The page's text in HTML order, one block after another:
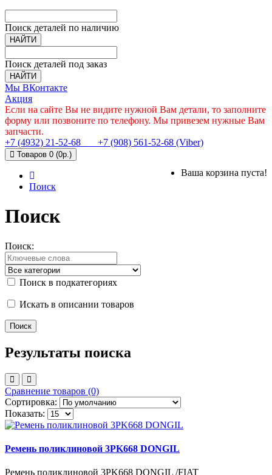
Поиск деталей по наличию
НАЙТИ
Поиск деталей под заказ
НАЙТИ
Мы ВКонтакте
Акция
Если на сайте Вы не видите нужной Вам детали, то заполните
форму или позвоните по телефону. Мы привезем нужные Вам
запчасти.
+7 (4932) 21-52-68
+7 (908) 561-52-68 (Viber)
Товаров 0 (0р.)
Ваша корзина пуста!
Поиск
Поиск
Поиск:
Поиск в подкатегориях
Искать в описании товаров
Результаты поиска
Сравнение товаров (0)
Сортировка:
Показать:
Ремень поликлиновой 3PK668 DONGIL
Ремень поликлиновой 3PK668 DONGIL /FIAT